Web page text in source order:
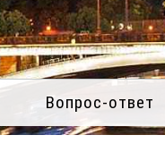
Вопрос-ответ